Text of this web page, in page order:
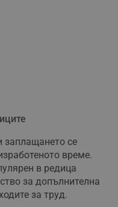
заплащането се
време.
в редица
за допълнителна
за труд.